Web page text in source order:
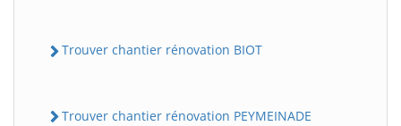
Trouver chantier rénovation BIOT
Trouver chantier rénovation PEYMEINADE